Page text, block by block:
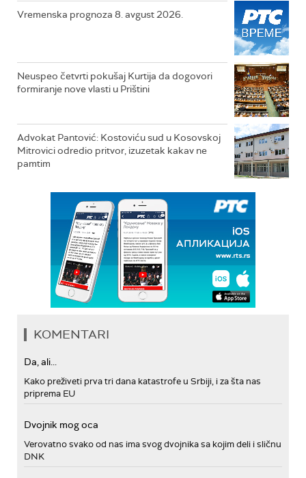
Vremenska prognoza 8. avgust 2026.
Neuspeo četvrti pokušaj Kurtija da dogovori
formiranje nove vlasti u Prištini
Advokat Pantović: Kostoviću sud u Kosovskoj
Mitrovici odredio pritvor, izuzetak kakav ne
pamtim
KOMENTARI
Da, ali...
Kako preživeti prva tri dana katastrofe u Srbiji, i za šta nas
priprema EU
Dvojnik mog oca
Verovatno svako od nas ima svog dvojnika sa kojim deli i sličnu
DNK